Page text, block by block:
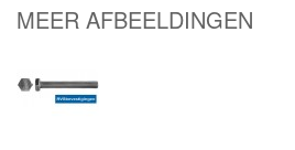
MEER AFBEELDINGEN